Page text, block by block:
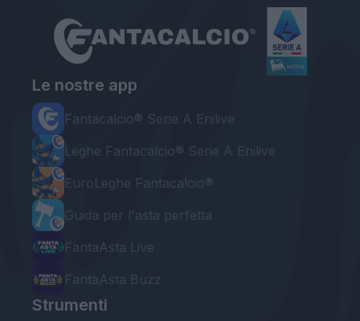
Le nostre app
Fantacalcio® Serie A Enilive
Leghe Fantacalcio® Serie A Enilive
EuroLeghe Fantacalcio®
Guida per l'asta perfetta
FantaAsta Live
FantaAsta Buzz
Strumenti